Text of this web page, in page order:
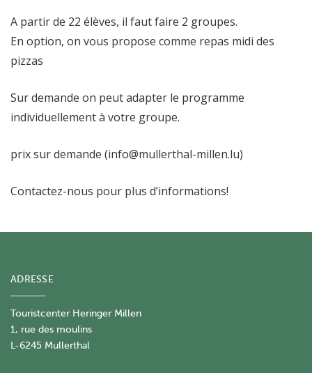
A partir de 22 élèves, il faut faire 2 groupes.
En option, on vous propose comme repas midi des
pizzas
Sur demande on peut adapter le programme
individuellement à votre groupe.
prix sur demande (info@mullerthal-millen.lu)
Contactez-nous pour plus d’informations!
ADRESSE
Touristcenter Heringer Millen
1, rue des moulins
L-6245 Mullerthal